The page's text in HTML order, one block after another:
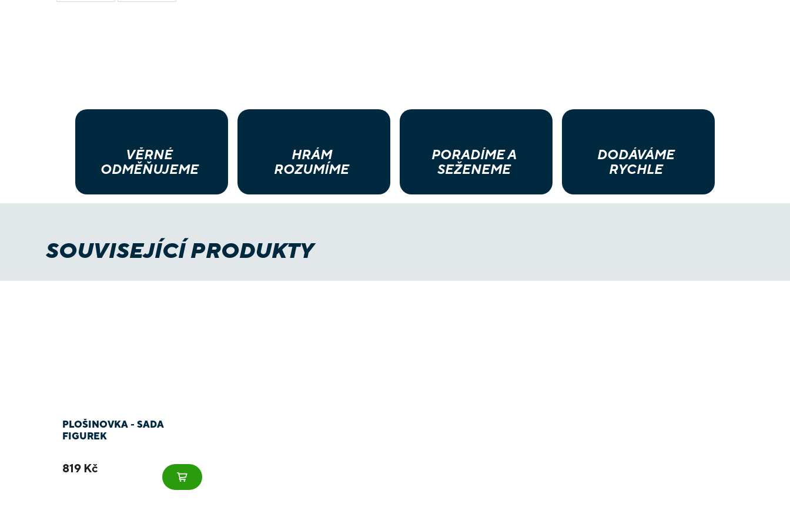
VĚRNÉ
ODMĚŇUJEME
HRÁM
ROZUMÍME
PORADÍME A
SEŽENEME
DODÁVÁME
RYCHLE
SOUVISEJÍCÍ PRODUKTY
PLOŠINOVKA - SADA
FIGUREK
819 Kč